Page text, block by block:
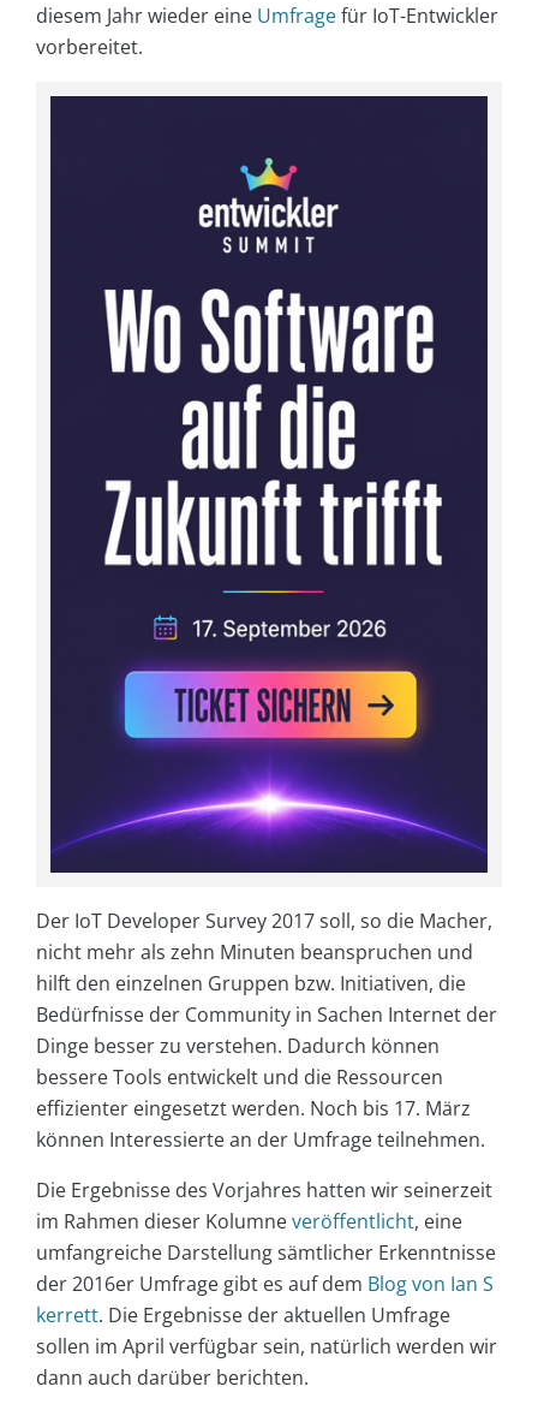
diesem Jahr wieder eine Umfragefür IoT-Entwickler
vorbereitet.
Der IoT Developer Survey 2017 soll, so die Macher,
nicht mehr als zehn Minuten beanspruchen und
hilft den einzelnen Gruppen bzw. Initiativen, die
Bedürfnisse der Community in Sachen Internet der
Dinge besser zu verstehen. Dadurch können
bessere Tools entwickelt und die Ressourcen
effizienter eingesetzt werden. Noch bis 17. März
können Interessierte an der Umfrage teilnehmen.
Die Ergebnisse des Vorjahres hatten wir seinerzeit
im Rahmen dieser Kolumneveröffentlicht, eine
umfangreiche Darstellung sämtlicher Erkenntnisse
der 2016er Umfrage gibt es auf dem Blog von Ian S
kerrett. Die Ergebnisse der aktuellen Umfrage
sollen im April verfügbar sein, natürlich werden wir
dann auch darüber berichten.